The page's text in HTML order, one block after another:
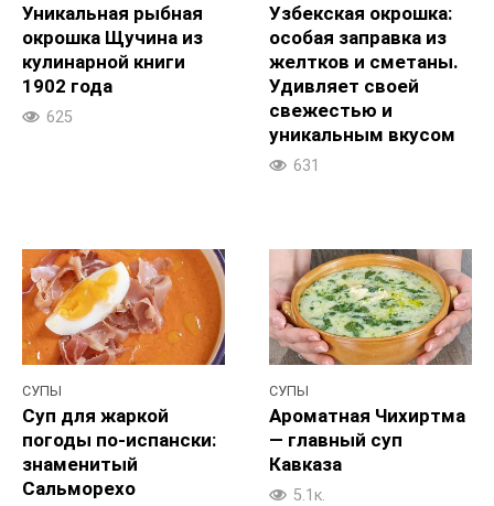
Уникальная рыбная
окрошка Щучина из
кулинарной книги
1902 года
625
Узбекская окрошка:
особая заправка из
желтков и сметаны.
Удивляет своей
свежестью и
уникальным вкусом
631
СУПЫ
Суп для жаркой
погоды по-испански:
знаменитый
Сальморехо
СУПЫ
Ароматная Чихиртма
— главный суп
Кавказа
5.1к.